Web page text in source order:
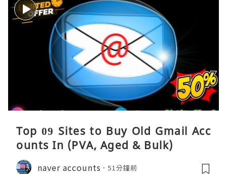
Top 09 Sites to Buy Old Gmail Acc
ounts In (PVA, Aged & Bulk)
naver accounts 51分鐘前